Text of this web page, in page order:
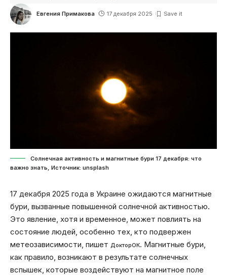
Евгения Примакова 17 декабря 2025
Солнечная активность и магнитные бури 17 декабря: что
важно знать, Источник: unsplash
17 декабря 2025 года в Украине ожидаются магнитные
бури, вызванные повышенной солнечной активностью.
Это явление, хотя и временное, может повлиять на
состояние людей, особенно тех, кто подвержен
метеозависимости, пишет ДокторОК. Магнитные бури,
как правило, возникают в результате солнечных
вспышек, которые воздействуют на магнитное поле